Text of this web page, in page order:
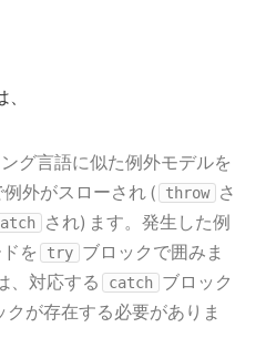
グ言語に似た例外モデルを
外がスローされ (
throw
さ
され) ます。発生した例
を
try ブロックで囲みま
、対応する catch ブロック
クが存在する必要がありま